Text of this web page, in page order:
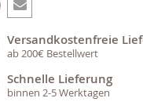
Versandkostenfreie
ab 200€ Bestellwert
Schnelle Lieferung
binnen 2-5 Werktagen